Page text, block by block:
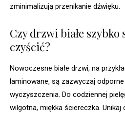
zminimalizują przenikanie dźwięku.
Czy drzwi białe szybko
czyścić?
Nowoczesne białe drzwi, na
laminowane, są zazwyczaj
wyczyszczenia. Do codziennej
wilgotna, miękka ściereczka.